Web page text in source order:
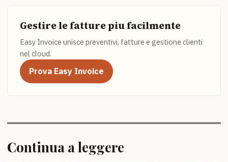
Gestire le fatture piu facilmente
Easy Invoice unisce preventivi, fatture e gestione clienti
nel cloud.
Prova Easy Invoice
Continua a leggere